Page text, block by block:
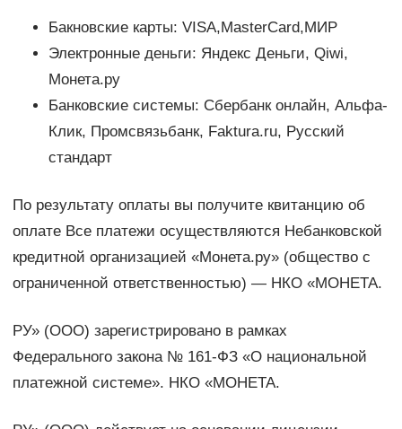
Бакновские карты: VISA,MasterCard,МИР
Электронные деньги: Яндекс Деньги, Qiwi,
Монета.ру
Банковские системы: Сбербанк онлайн, Альфа-
Клик, Промсвязьбанк, Faktura.ru, Русский
стандарт
По результату оплаты вы получите квитанцию об
оплате Все платежи осуществляются Небанковской
кредитной организацией «Монета.ру» (общество с
ограниченной ответственностью) — НКО «МОНЕТА.
РУ» (ООО) зарегистрировано в рамках
Федерального закона № 161-ФЗ «О национальной
платежной системе». НКО «МОНЕТА.